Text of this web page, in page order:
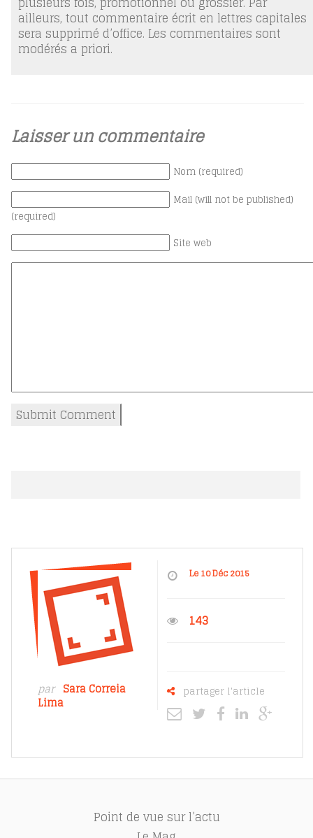
ailleurs, tout commentaire écrit en lettres capitales
sera supprimé d’office. Les commentaires sont
modérés a priori.
Laisser un commentaire
Nom (required)
Mail (will not be published)
(required)
Site web
par Sara Correia
Lima
Le 10 Déc 2015
143
partager l'article
Point de vue sur l’actu